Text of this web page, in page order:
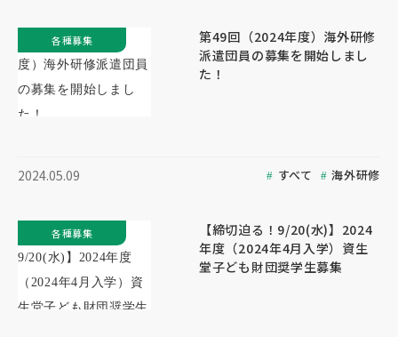
第49回（2024年度）海外研修
派遣団員の募集を開始しまし
た！
2024.05.09 すべて 海外研修
各種募集
【締切迫る！9/20(水)】2024
年度（2024年4月入学）資生
堂子ども財団奨学生募集
各種募集